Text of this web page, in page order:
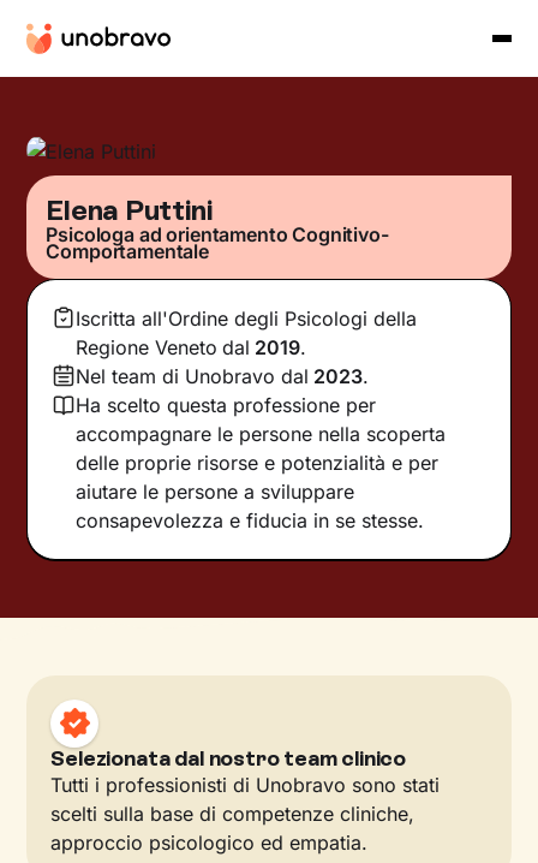
Elena Puttini
Psicologa ad orientamento Cognitivo-
Comportamentale
Iscritta all'Ordine degli Psicologi della
Regione Veneto dal 2019.
Nel team di Unobravo dal 2023.
Ha scelto questa professione per
accompagnare le persone nella scoperta
delle proprie risorse e potenzialità e per
aiutare le persone a sviluppare
consapevolezza e fiducia in se stesse.
Selezionata dal nostro team clinico
Tutti i professionisti di Unobravo sono stati
scelti sulla base di competenze cliniche,
approccio psicologico ed empatia.